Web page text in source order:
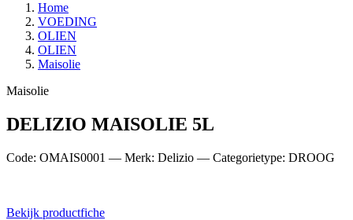
Home
VOEDING
OLIEN
OLIEN
Maisolie
Maisolie
DELIZIO MAISOLIE 5L
Code: OMAIS0001 — Merk: Delizio — Categorietype: DROOG
Bekijk productfiche